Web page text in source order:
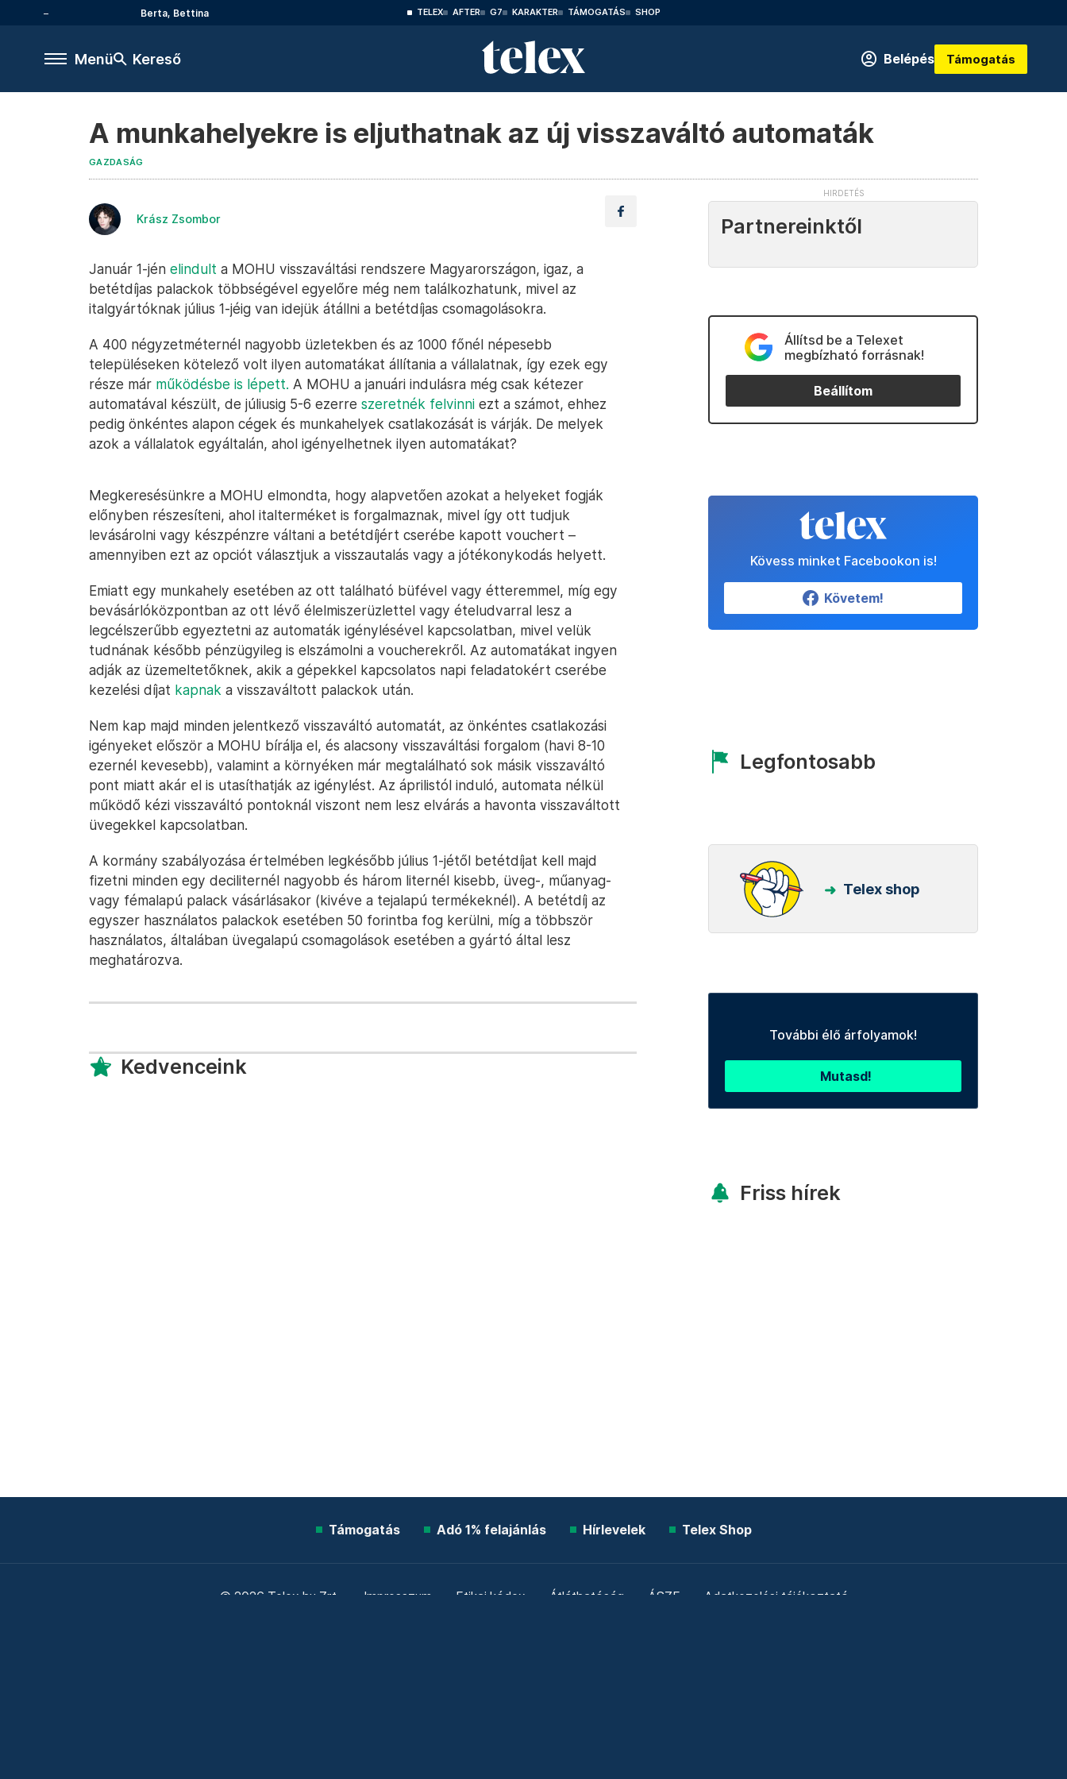
Berta, Bettina TELEX AFTER G7 KARAKTER TÁMOGATÁS SHOP
Menü Kereső Belépés Támogatás
A munkahelyekre is eljuthatnak az új visszaváltó automaták
GAZDASÁG
Krász Zsombor
Január 1-jén elindult a MOHU visszaváltási rendszere Magyarországon, igaz, a
betétdíjas palackok többségével egyelőre még nem találkozhatunk, mivel az
italgyártóknak július 1-jéig van idejük átállni a betétdíjas csomagolásokra.
A 400 négyzetméternél nagyobb üzletekben és az 1000 főnél népesebb
településeken kötelező volt ilyen automatákat állítania a vállalatnak, így ezek egy
része már működésbe is lépett. A MOHU a januári indulásra még csak kétezer
automatával készült, de júliusig 5-6 ezerre szeretnék felvinni ezt a számot, ehhez
pedig önkéntes alapon cégek és munkahelyek csatlakozását is várják. De melyek
azok a vállalatok egyáltalán, ahol igényelhetnek ilyen automatákat?
Megkeresésünkre a MOHU elmondta, hogy alapvetően azokat a helyeket fogják
előnyben részesíteni, ahol italterméket is forgalmaznak, mivel így ott tudjuk
levásárolni vagy készpénzre váltani a betétdíjért cserébe kapott vouchert –
amennyiben ezt az opciót választjuk a visszautalás vagy a jótékonykodás helyett.
Emiatt egy munkahely esetében az ott található büfével vagy étteremmel, míg egy
bevásárlóközpontban az ott lévő élelmiszerüzlettel vagy ételudvarral lesz a
legcélszerűbb egyeztetni az automaták igénylésével kapcsolatban, mivel velük
tudnának később pénzügyileg is elszámolni a voucherekről. Az automatákat ingyen
adják az üzemeltetőknek, akik a gépekkel kapcsolatos napi feladatokért cserébe
kezelési díjat kapnak a visszaváltott palackok után.
Nem kap majd minden jelentkező visszaváltó automatát, az önkéntes csatlakozási
igényeket először a MOHU bírálja el, és alacsony visszaváltási forgalom (havi 8-10
ezernél kevesebb), valamint a környéken már megtalálható sok másik visszaváltó
pont miatt akár el is utasíthatják az igénylést. Az áprilistól induló, automata nélkül
működő kézi visszaváltó pontoknál viszont nem lesz elvárás a havonta visszaváltott
üvegekkel kapcsolatban.
A kormány szabályozása értelmében legkésőbb július 1-jétől betétdíjat kell majd
fizetni minden egy deciliternél nagyobb és három liternél kisebb, üveg-, műanyag-
vagy fémalapú palack vásárlásakor (kivéve a tejalapú termékeknél). A betétdíj az
egyszer használatos palackok esetében 50 forintba fog kerülni, míg a többször
használatos, általában üvegalapú csomagolások esetében a gyártó által lesz
meghatározva.
Kedvenceink
Partnereinktől
Állítsd be a Telexet
megbízható forrásnak!
Beállítom
Kövess minket Facebookon is!
Követem!
Legfontosabb
Telex shop
További élő árfolyamok!
Mutasd!
Friss hírek
Támogatás Adó 1% felajánlás Hírlevelek Telex Shop
© 2026 Telex.hu Zrt. Impresszum Etikai kódex Átláthatóság ÁSZF Adatkezelési tájékoztató